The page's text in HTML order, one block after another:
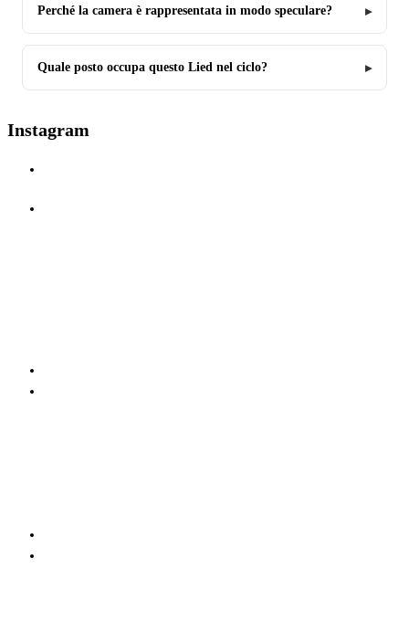
Perché la camera è rappresentata in modo speculare?
Quale posto occupa questo Lied nel ciclo?
Instagram